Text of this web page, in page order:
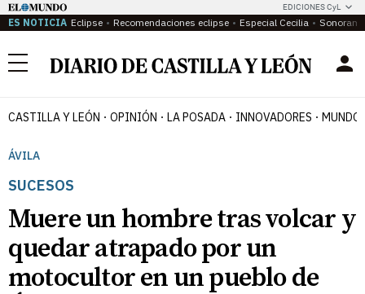
EDICIONES CyL
ES NOTICIA Eclipse Recomendaciones eclipse Especial Cecilia
Menú
CASTILLA Y LEÓN OPINIÓN LA POSADA INNOVADORES MUNDO
ÁVILA
SUCESOS
Muere un hombre tras volcar y
quedar atrapado por un
motocultor en un pueblo de